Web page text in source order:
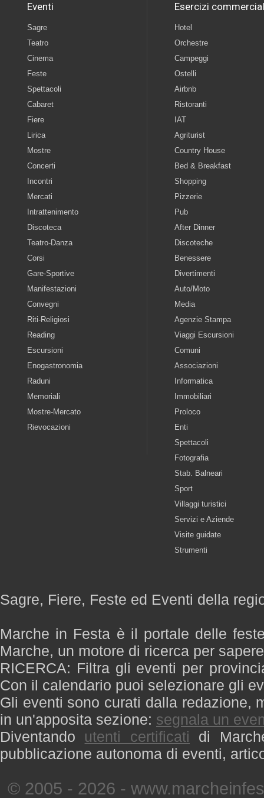
Eventi
Sagre
Teatro
Cinema
Feste
Spettacoli
Cabaret
Fiere
Lirica
Mostre
Concerti
Incontri
Mercati
Intrattenimento
Discoteca
Teatro-Danza
Corsi
Gare-Sportive
Manifestazioni
Convegni
Riti-Religiosi
Reading
Escursioni
Enogastronomia
Raduni
Memoriali
Mostre-Mercato
Rievocazioni
Esercizi
Hotel
Orchestre
Campeggi
Ostelli
Airbnb
Ristoranti
IAT
Agriturist
Country House
Bed & Breakfast
Shopping
Pizzerie
Pub
After Dinner
Discoteche
Benessere
Divertimenti
Auto/Moto
Media
Agenzie Stampa
Viaggi Escursioni
Comuni
Associazioni
Informatica
Immobiliari
Proloco
Enti
Spettacoli
Fotografia
Stab. Balneari
Sport
Villaggi turistici
Servizi e Aziende
Visite guidate
Strumenti
Sagre, Fiere, Feste ed Eventi della
Marche in Festa è il portale delle
Marche, un motore di ricerca per
RICERCA: Filtra gli eventi per
Con il calendario puoi selezionare gli
Gli eventi sono curati dalla redazione,
in un'apposita sezione: segnala un
Diventando utenti certificati di
pubblicazione autonoma di eventi,
© 2005 - 2026 -